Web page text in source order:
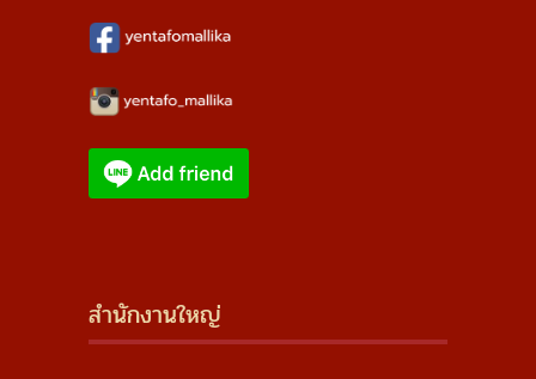
สำนักงานใหญ่